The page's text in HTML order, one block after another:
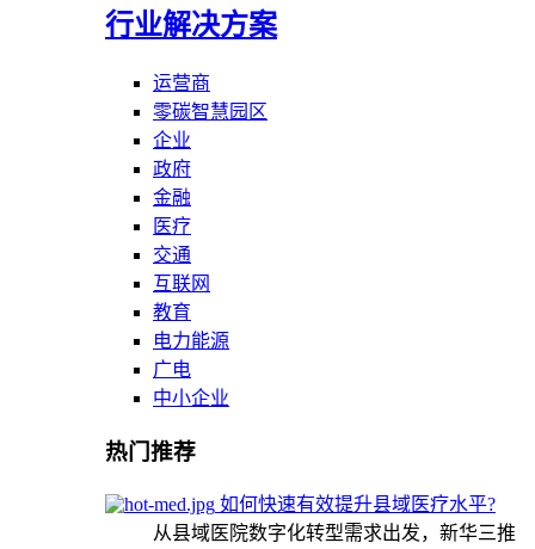
行业解决方案
运营商
零碳智慧园区
企业
政府
金融
医疗
交通
互联网
教育
电力能源
广电
中小企业
热门推荐
如何快速有效提升县域医疗水平?
从县域医院数字化转型需求出发，新华三推